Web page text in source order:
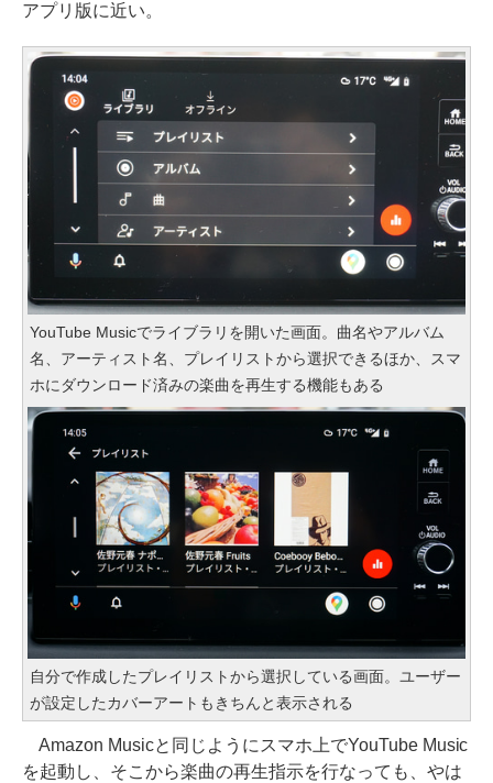
アプリ版に近い。
YouTube Musicでライブラリを開いた画面。曲名やアルバム
名、アーティスト名、プレイリストから選択できるほか、スマ
ホにダウンロード済みの楽曲を再生する機能もある
自分で作成したプレイリストから選択している画面。ユーザー
が設定したカバーアートもきちんと表示される
Amazon Musicと同じようにスマホ上でYouTube Music
を起動し、そこから楽曲の再生指示を行なっても、やは